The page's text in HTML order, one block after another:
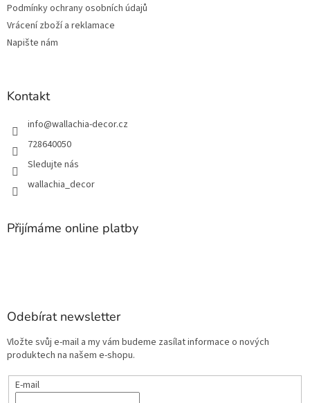
Podmínky ochrany osobních údajů
Vrácení zboží a reklamace
Napište nám
Kontakt
info@wallachia-decor.cz
728640050
Sledujte nás
wallachia_decor
Přijímáme online platby
Odebírat newsletter
Vložte svůj e-mail a my vám budeme zasílat informace o nových
produktech na našem e-shopu.
E-mail